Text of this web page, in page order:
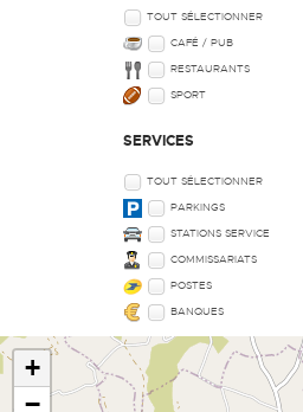
TOUT SÉLECTIONNER
CAFÉ / PUB
RESTAURANTS
SPORT
SERVICES
TOUT SÉLECTIONNER
PARKINGS
STATIONS SERVICE
COMMISSARIATS
POSTES
BANQUES
+
−